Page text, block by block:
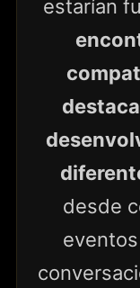
estarían
desde